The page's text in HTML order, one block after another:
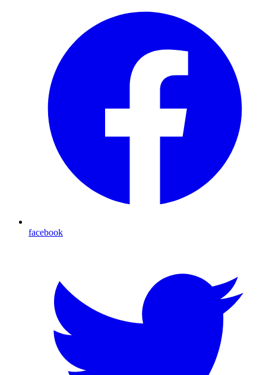
facebook